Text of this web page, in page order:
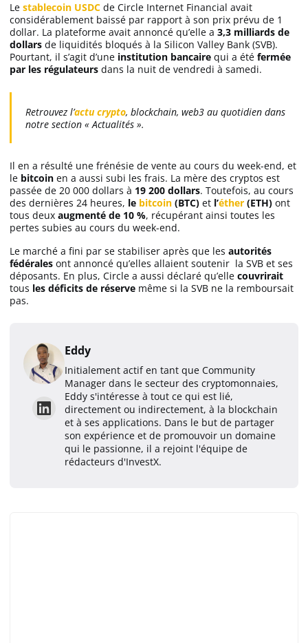
Le stablecoin USDC de Circle Internet Financial avait
considérablement baissé par rapport à son prix prévu de 1
dollar. La plateforme avait annoncé qu’elle a 3,3 milliards de
dollars de liquidités bloqués à la Silicon Valley Bank (SVB).
Pourtant, il s’agit d’une institution bancaire qui a été fermée
par les régulateurs dans la nuit de vendredi à samedi.
Retrouvez l’actu crypto, blockchain, web3 au quotidien dans
notre section « Actualités ».
Il en a résulté une frénésie de vente au cours du week-end, et
le bitcoin en a aussi subi les frais. La mère des cryptos est
passée de 20 000 dollars à 19 200 dollars. Toutefois, au cours
des dernières 24 heures, le bitcoin (BTC) et l’éther (ETH) ont
tous deux augmenté de 10 %, récupérant ainsi toutes les
pertes subies au cours du week-end.
Le marché a fini par se stabiliser après que les autorités
fédérales ont annoncé qu’elles allaient soutenir la SVB et ses
déposants. En plus, Circle a aussi déclaré qu’elle couvrirait
tous les déficits de réserve même si la SVB ne la remboursait
pas.
Eddy
Initialement actif en tant que Community
Manager dans le secteur des cryptomonnaies,
Eddy s'intéresse à tout ce qui est lié,
directement ou indirectement, à la blockchain
et à ses applications. Dans le but de partager
son expérience et de promouvoir un domaine
qui le passionne, il a rejoint l'équipe de
rédacteurs d'InvestX.